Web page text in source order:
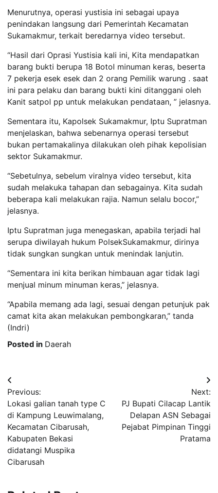
Menurutnya, operasi yustisia ini sebagai upaya
penindakan langsung dari Pemerintah Kecamatan
Sukamakmur, terkait beredarnya video tersebut.
“Hasil dari Oprasi Yustisia kali ini, Kita mendapatkan
barang bukti berupa 18 Botol minuman keras, beserta
7 pekerja esek esek dan 2 orang Pemilik warung . saat
ini para pelaku dan barang bukti kini ditanggani oleh
Kanit satpol pp untuk melakukan pendataan, ” jelasnya.
Sementara itu, Kapolsek Sukamakmur, Iptu Supratman
menjelaskan, bahwa sebenarnya operasi tersebut
bukan pertamakalinya dilakukan oleh pihak kepolisian
sektor Sukamakmur.
“Sebetulnya, sebelum viralnya video tersebut, kita
sudah melakuka tahapan dan sebagainya. Kita sudah
beberapa kali melakukan rajia. Namun selalu bocor,”
jelasnya.
Iptu Supratman juga menegaskan, apabila terjadi hal
serupa diwilayah hukum PolsekSukamakmur, dirinya
tidak sungkan sungkan untuk menindak lanjutin.
“Sementara ini kita berikan himbauan agar tidak lagi
menjual minum minuman keras,” jelasnya.
“Apabila memang ada lagi, sesuai dengan petunjuk pak
camat kita akan melakukan pembongkaran,” tanda
(Indri)
Posted in Daerah
Post
navigation
Previous:
Lokasi galian tanah type C
di Kampung Leuwimalang,
Kecamatan Cibarusah,
Kabupaten Bekasi
didatangi Muspika
Cibarusah
Next:
PJ Bupati Cilacap Lantik
Delapan ASN Sebagai
Pejabat Pimpinan Tinggi
Pratama